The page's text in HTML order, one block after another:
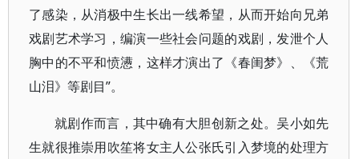
了感染，从消极中生长出一线希望，从而开始向兄弟
戏剧艺术学习，编演一些社会问题的戏剧，发泄个人
胸中的不平和愤懑，这样才演出了《春闺梦》、《荒
山泪》等剧目”。
就剧作而言，其中确有大胆创新之处。吴小如先
生就很推崇用吹笙将女主人公张氏引入梦境的处理方